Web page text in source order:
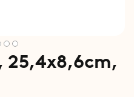
25,4x8,6cm,